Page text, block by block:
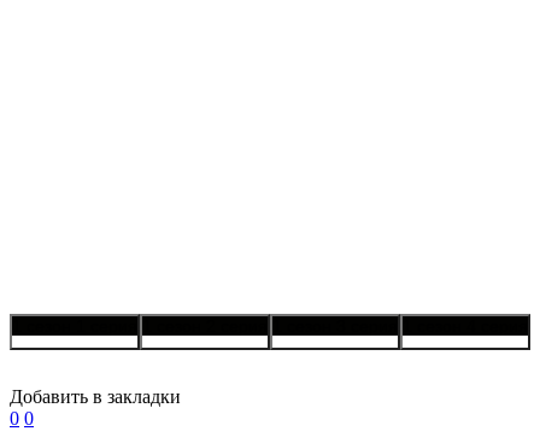
Добавить в закладки
0 0